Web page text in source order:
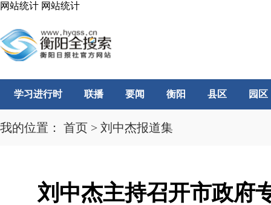
网站统计 网站统计
学习进行时 联播 要闻 衡阳 县区 园区
我的位置： 首页 > 刘中杰报道集
刘中杰主持召开市政府